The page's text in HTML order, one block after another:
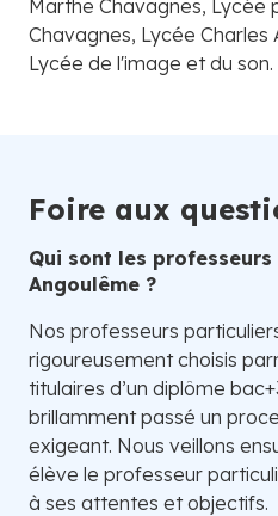
Marthe Chavagnes, Lycée
Chavagnes, Lycée Charles
Lycée de l'image et du son.
Foire aux
Qui sont les
Angoulême ?
Nos professeurs
rigoureusement choisis
titulaires d’un diplôme
brillamment passé un
exigeant. Nous veillons
élève le professeur
à ses attentes et objectifs.